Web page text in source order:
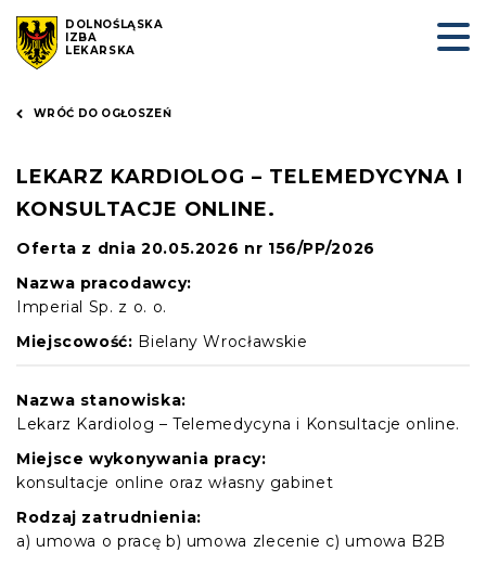
DOLNOŚLĄSKA
IZBA
LEKARSKA
WRÓĆ DO OGŁOSZEŃ
LEKARZ KARDIOLOG – TELEMEDYCYNA I
KONSULTACJE ONLINE.
Oferta z dnia 20.05.2026 nr 156/PP/2026
Nazwa pracodawcy:
Imperial Sp. z o. o.
Miejscowość: Bielany Wrocławskie
Nazwa stanowiska:
Lekarz Kardiolog – Telemedycyna i Konsultacje online.
Miejsce wykonywania pracy:
konsultacje online oraz własny gabinet
Rodzaj zatrudnienia:
a) umowa o pracę b) umowa zlecenie c) umowa B2B